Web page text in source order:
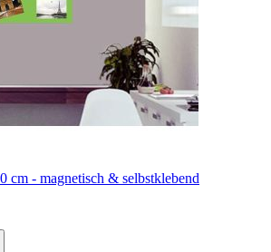
cm - magnetisch & selbstklebend